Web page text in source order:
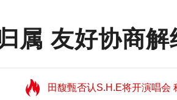
属 友好协商解
田馥甄否认S.H.E将开演唱会